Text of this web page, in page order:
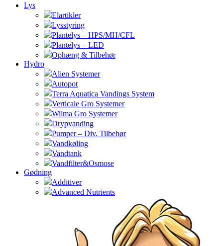
Lys
Elartikler
Lysstyring
Plantelys – HPS/MH/CFL
Plantelys – LED
Ophæng & Tilbehør
Hydro
Alien Systemer
Autopot
Terra Aquatica Vandings System
Verticale Gro Systemer
Wilma Gro Systemer
Drypvanding
Pumper – Div. Tilbehør
Vandkøling
Vandtank
Vandfilter&Osmose
Gødning
Additiver
Advanced Nutrients